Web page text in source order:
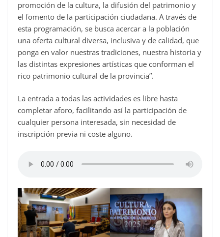
promoción de la cultura, la difusión del patrimonio y
el fomento de la participación ciudadana. A través de
esta programación, se busca acercar a la población
una oferta cultural diversa, inclusiva y de calidad, que
ponga en valor nuestras tradiciones, nuestra historia y
las distintas expresiones artísticas que conforman el
rico patrimonio cultural de la provincia”.
La entrada a todas las actividades es libre hasta
completar aforo, facilitando así la participación de
cualquier persona interesada, sin necesidad de
inscripción previa ni coste alguno.